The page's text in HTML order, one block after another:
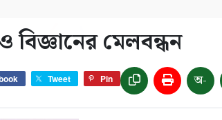
বিজ্ঞানের মেলবন্ধন
Tweet Pin অ-